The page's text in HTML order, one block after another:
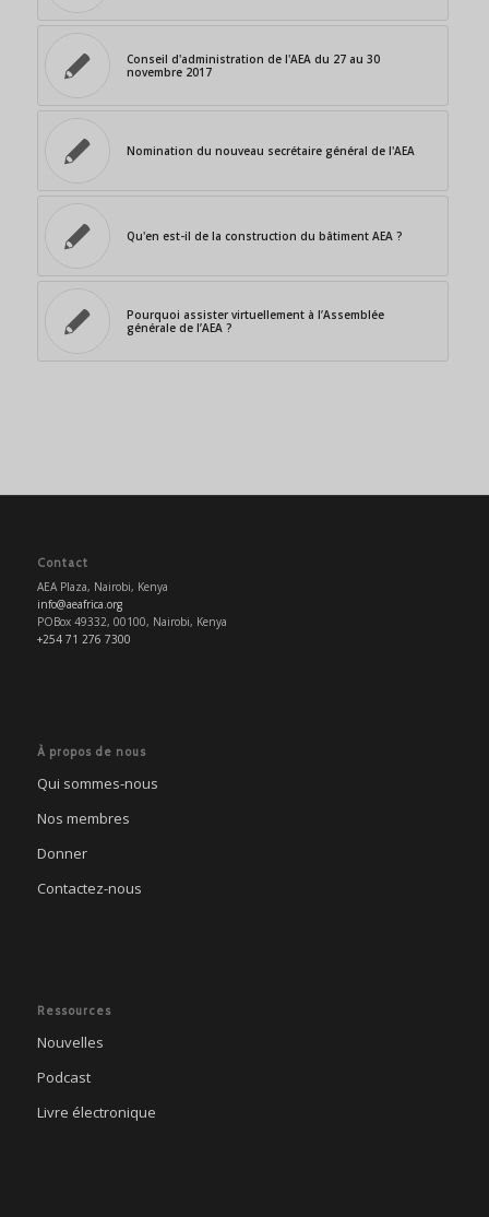
Conseil d'administration de l'AEA du 27 au 30
novembre 2017
Nomination du nouveau secrétaire général de l'AEA
Qu'en est-il de la construction du bâtiment AEA ?
Pourquoi assister virtuellement à l’Assemblée
générale de l’AEA ?
Contact
AEA Plaza, Nairobi, Kenya
info@aeafrica.org
POBox 49332, 00100, Nairobi, Kenya
+254 71 276 7300
À propos de nous
Qui sommes-nous
Nos membres
Donner
Contactez-nous
Ressources
Nouvelles
Podcast
Livre électronique